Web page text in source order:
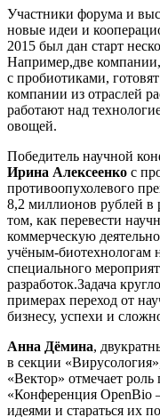
Участники форума и
новые идеи и
2015 был дан старт
Например,две
с пробиотиками,
компании из отраслей
работают над
овощей.
Победитель научной
Ирина Алексеенко с
противоопухолевого
8,2 миллионов рублей в
том, как перевести
коммерческую
учёным-биотехнологам
специального
разработок.Задача
примерах переход от
бизнесу, успехи и
Анна Дёмина,
в секции
«Вектор» отмечает
«Конференция OpenBio
идеями и стараться их